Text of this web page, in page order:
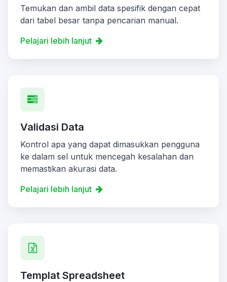
Temukan dan ambil data spesifik dengan cepat
dari tabel besar tanpa pencarian manual.
Pelajari lebih lanjut
Validasi Data
Kontrol apa yang dapat dimasukkan pengguna
ke dalam sel untuk mencegah kesalahan dan
memastikan akurasi data.
Pelajari lebih lanjut
Templat Spreadsheet